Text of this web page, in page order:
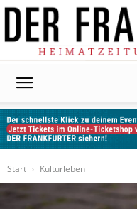
Start
Kulturleben